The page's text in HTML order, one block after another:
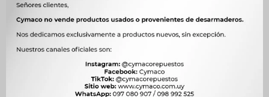
 
Ver mas productos de la marca Philips